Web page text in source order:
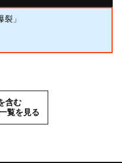
」
含む
覧を見る